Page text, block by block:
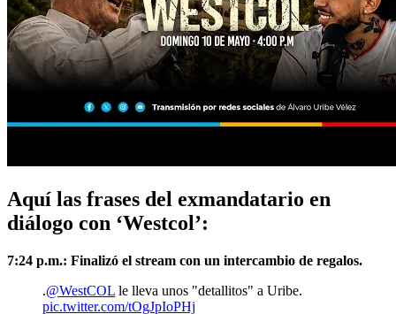
Aquí las frases del exmandatario en
diálogo con ‘Westcol’:
7:24 p.m.: Finalizó el stream con un intercambio de regalos.
.@WestCOL le lleva unos "detallitos" a Uribe.
pic.twitter.com/tOgJpIoPHj